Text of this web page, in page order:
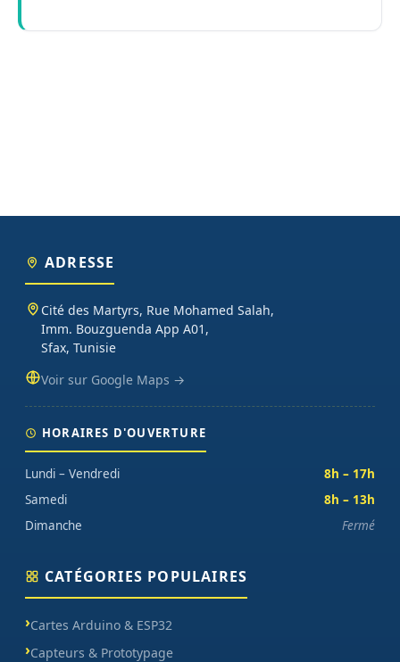
ADRESSE
Cité des Martyrs, Rue Mohamed Salah,
Imm. Bouzguenda App A01,
Sfax, Tunisie
Voir sur Google Maps →
HORAIRES D'OUVERTURE
Lundi – Vendredi
8h – 17h
Samedi
8h – 13h
Dimanche
Fermé
CATÉGORIES POPULAIRES
Cartes Arduino & ESP32
Capteurs & Prototypage